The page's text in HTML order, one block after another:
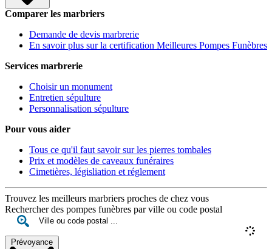
Comparer les marbriers
Demande de devis marbrerie
En savoir plus sur la certification Meilleures Pompes Funèbres
Services marbrerie
Choisir un monument
Entretien sépulture
Personnalisation sépulture
Pour vous aider
Tous ce qu'il faut savoir sur les pierres tombales
Prix et modèles de caveaux funéraires
Cimetières, législiation et réglement
Trouvez les meilleurs marbriers proches de chez vous
Rechercher des pompes funèbres par ville ou code postal
Prévoyance